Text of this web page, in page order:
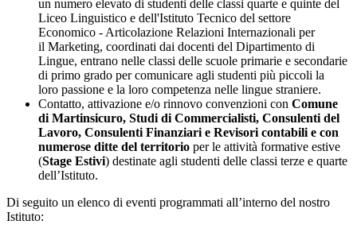
un numero elevato di studenti delle classi quarte e quinte del
Liceo Linguistico e dell'Istituto Tecnico del settore
Economico - Articolazione Relazioni Internazionali per
il Marketing, coordinati dai docenti del Dipartimento di
Lingue, entrano nelle classi delle scuole primarie e secondarie
di primo grado per comunicare agli studenti più piccoli la
loro passione e la loro competenza nelle lingue straniere.
Contatto, attivazione e/o rinnovo convenzioni con Comune
di Martinsicuro, Studi di Commercialisti, Consulenti del
Lavoro, Consulenti Finanziari e Revisori contabili e con
numerose ditte del territorio per le attività formative estive
(Stage Estivi) destinate agli studenti delle classi terze e quarte
dell’Istituto.
Di seguito un elenco di eventi programmati all’interno del nostro
Istituto: